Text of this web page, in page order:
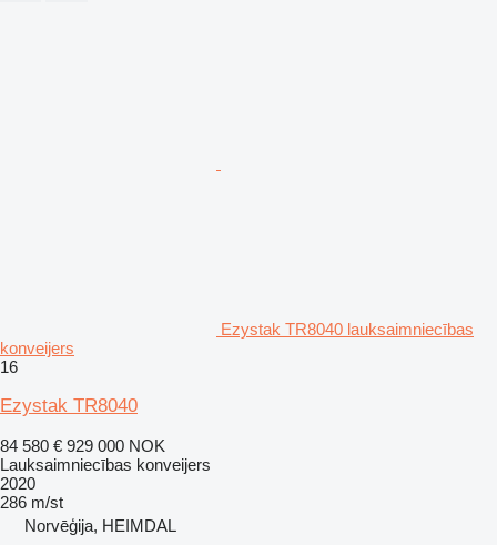
Ezystak TR8040 lauksaimniecības
konveijers
16
Ezystak TR8040
84 580 € 929 000 NOK
Lauksaimniecības konveijers
2020
286 m/st
Norvēģija, HEIMDAL